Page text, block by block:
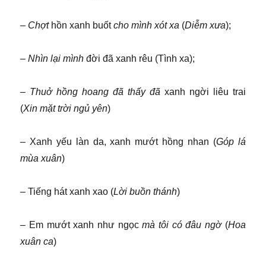
– Chợt hồn xanh buốtcho mình xót xa (Diễm xưa);
–Nhìn lại mình đời đã xanh rêu (Tình xa);
– Thuở hồng hoang đã thấy đãxanh ngời liêu trai
(Xin mặt trời ngủ yên)
– Xanh yếu làn da, xanh mướt hồng nhan (Góp lá
mùa xuân)
– Tiếng hát xanh xao (Lời buồn thánh)
– Em mướt xanh như ngọcmà tôi có đâu ngờ(Hoa
xuân ca)